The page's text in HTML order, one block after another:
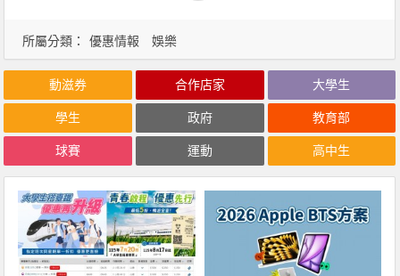
所屬分類： 優惠情報 娛樂
動滋券 合作店家 大學生
學生 政府 教育部
球賽 運動 高中生